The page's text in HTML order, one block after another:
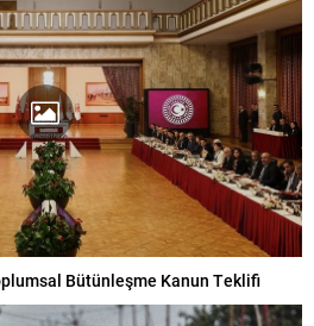
Bütünleşme Kanun Teklifi